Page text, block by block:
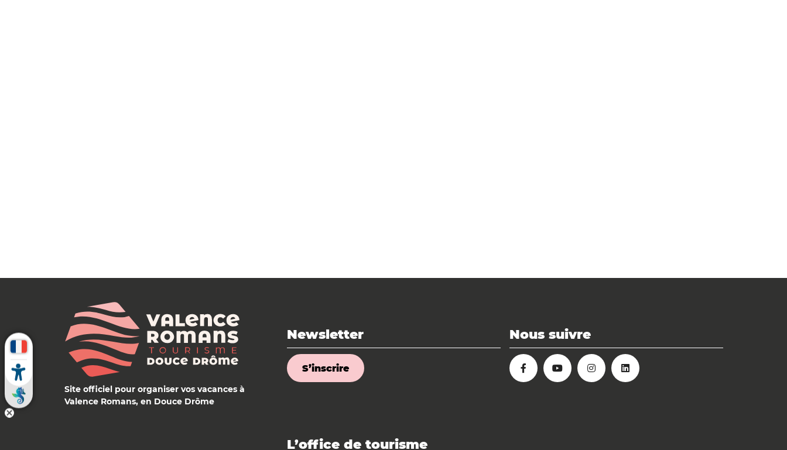
Site officiel pour organiser vos vacances à
Valence Romans, en Douce Drôme
Newsletter
S’inscrire
Nous suivre
L’office de tourisme